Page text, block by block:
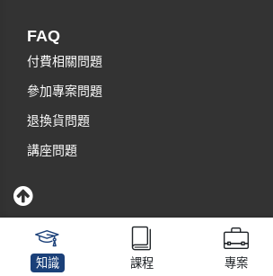
FAQ
付費相關問題
參加專案問題
退換貨問題
講座問題
知識 課程 專案